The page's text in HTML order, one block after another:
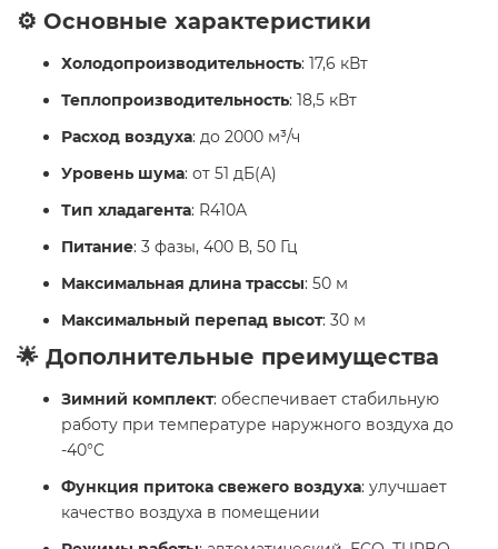
⚙️ Основные характеристики
Холодопроизводительность: 17,6 кВт
Теплопроизводительность: 18,5 кВт
Расход воздуха: до 2000 м³/ч
Уровень шума: от 51 дБ(А)
Тип хладагента: R410A
Питание: 3 фазы, 400 В, 50 Гц
Максимальная длина трассы: 50 м
Максимальный перепад высот: 30 м
🌟 Дополнительные преимущества
Зимний комплект: обеспечивает стабильную
работу при температуре наружного воздуха до
-40°C
Функция притока свежего воздуха: улучшает
качество воздуха в помещении